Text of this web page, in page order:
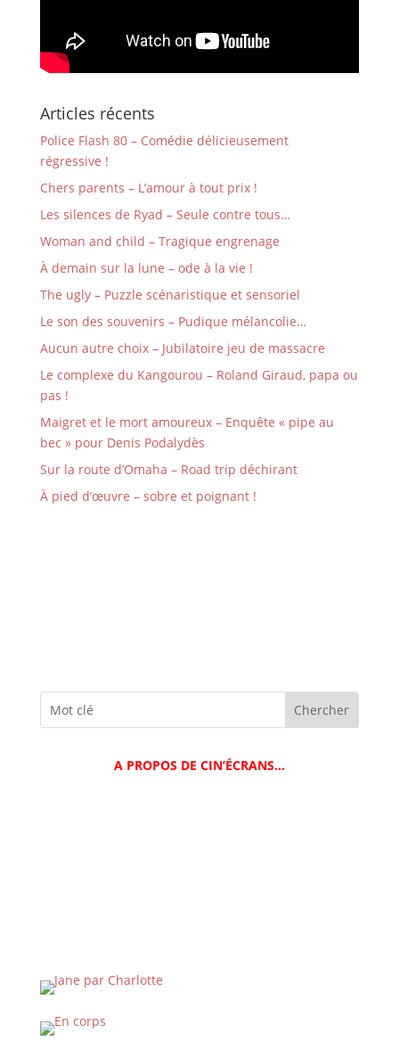
Articles récents
Police Flash 80 – Comédie délicieusement
régressive !
Chers parents – L’amour à tout prix !
Les silences de Ryad – Seule contre tous…
Woman and child – Tragique engrenage
À demain sur la lune – ode à la vie !
The ugly – Puzzle scénaristique et sensoriel
Le son des souvenirs – Pudique mélancolie…
Aucun autre choix – Jubilatoire jeu de massacre
Le complexe du Kangourou – Roland Giraud, papa ou
pas !
Maigret et le mort amoureux – Enquête « pipe au
bec » pour Denis Podalydès
Sur la route d’Omaha – Road trip déchirant
À pied d’œuvre – sobre et poignant !
A PROPOS DE CIN’ÉCRANS…